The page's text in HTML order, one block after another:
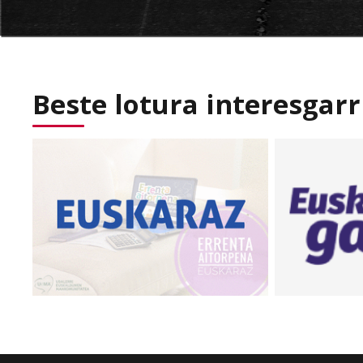
Beste lotura